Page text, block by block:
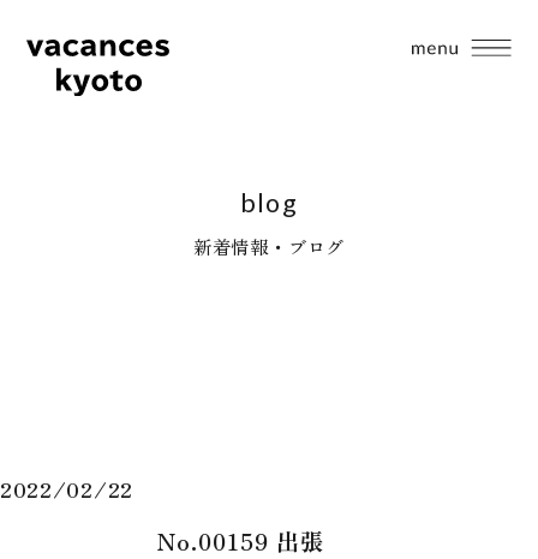
blog
新着情報・ブログ
2022/02/22
No.00159 出張